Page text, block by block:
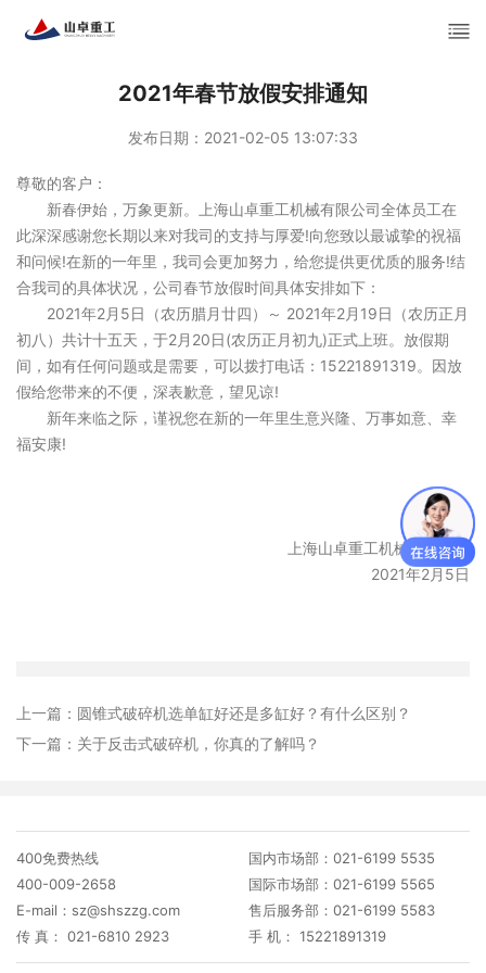
2021年春节放假安排通知
发布日期：2021-02-05 13:07:33
尊敬的客户：
新春伊始，万象更新。上海山卓重工机械有限公司全体员工在
此深深感谢您长期以来对我司的支持与厚爱!向您致以最诚挚的祝福
和问候!在新的一年里，我司会更加努力，给您提供更优质的服务!结
合我司的具体状况，公司春节放假时间具体安排如下：
2021年2月5日（农历腊月廿四）～ 2021年2月19日（农历正月
初八）共计十五天，于2月20日(农历正月初九)正式上班。放假期
间，如有任何问题或是需要，可以拨打电话：15221891319。因放
假给您带来的不便，深表歉意，望见谅!
新年来临之际，谨祝您在新的一年里生意兴隆、万事如意、幸
福安康!
上海山卓重工机械有限公司
2021年2月5日
上一篇： 圆锥式破碎机选单缸好还是多缸好？有什么区别？
下一篇： 关于反击式破碎机，你真的了解吗？
400免费热线
400-009-2658
国内市场部：021-6199 5535
国际市场部：021-6199 5565
售后服务部：021-6199 5583
手 机： 15221891319
E-mail：sz@shszzg.com
传 真： 021-6810 2923